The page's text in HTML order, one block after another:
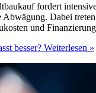
fordert
Dabei
und
besser? Weiterlesen »